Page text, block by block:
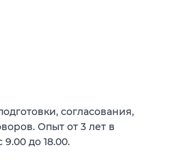
согласования,
Опыт от 3 лет в
до 18.00.